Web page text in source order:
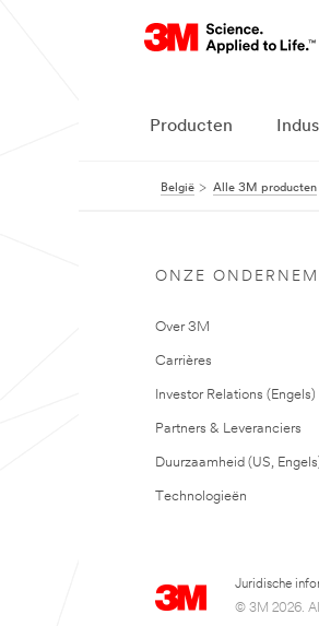
Producten
België Alle 3M producten
ONZE
Over 3M
Carrières
Investor Relations (Engels)
Partners & Leveranciers
Duurzaamheid (US,
Technologieën
Juridische
© 3M 2026.